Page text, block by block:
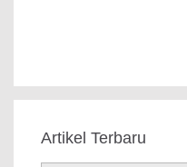
Artikel Terbaru